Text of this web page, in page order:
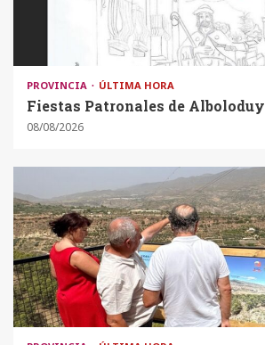
PROVINCIA ÚLTIMA HORA
Fiestas Patronales de Alboloduy
08/08/2026